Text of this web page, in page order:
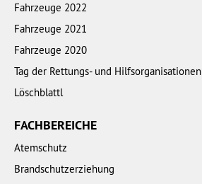
Fahrzeuge 2022
Fahrzeuge 2021
Fahrzeuge 2020
Tag der Rettungs- und Hilfsorganisationen
Löschblattl
FACHBEREICHE
Atemschutz
Brandschutzerziehung